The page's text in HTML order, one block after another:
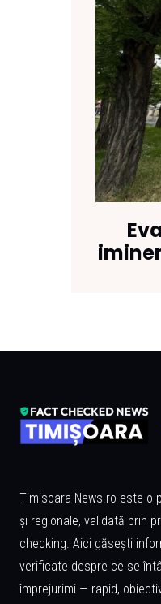
Timisoara-News.ro este o
și regionale, validată prin
checking. Aici găsești
verificate despre ce se
împrejurimi — rapid,